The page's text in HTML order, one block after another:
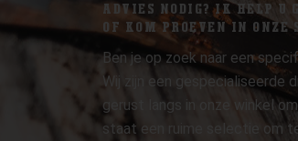
ADVIES NODIG? IK HELP U
OF KOM PROEVEN IN
Ben je op zoek naar een
Wij zijn een gespecialiseerde
gerust langs in onze winkel
staat een ruime selectie om